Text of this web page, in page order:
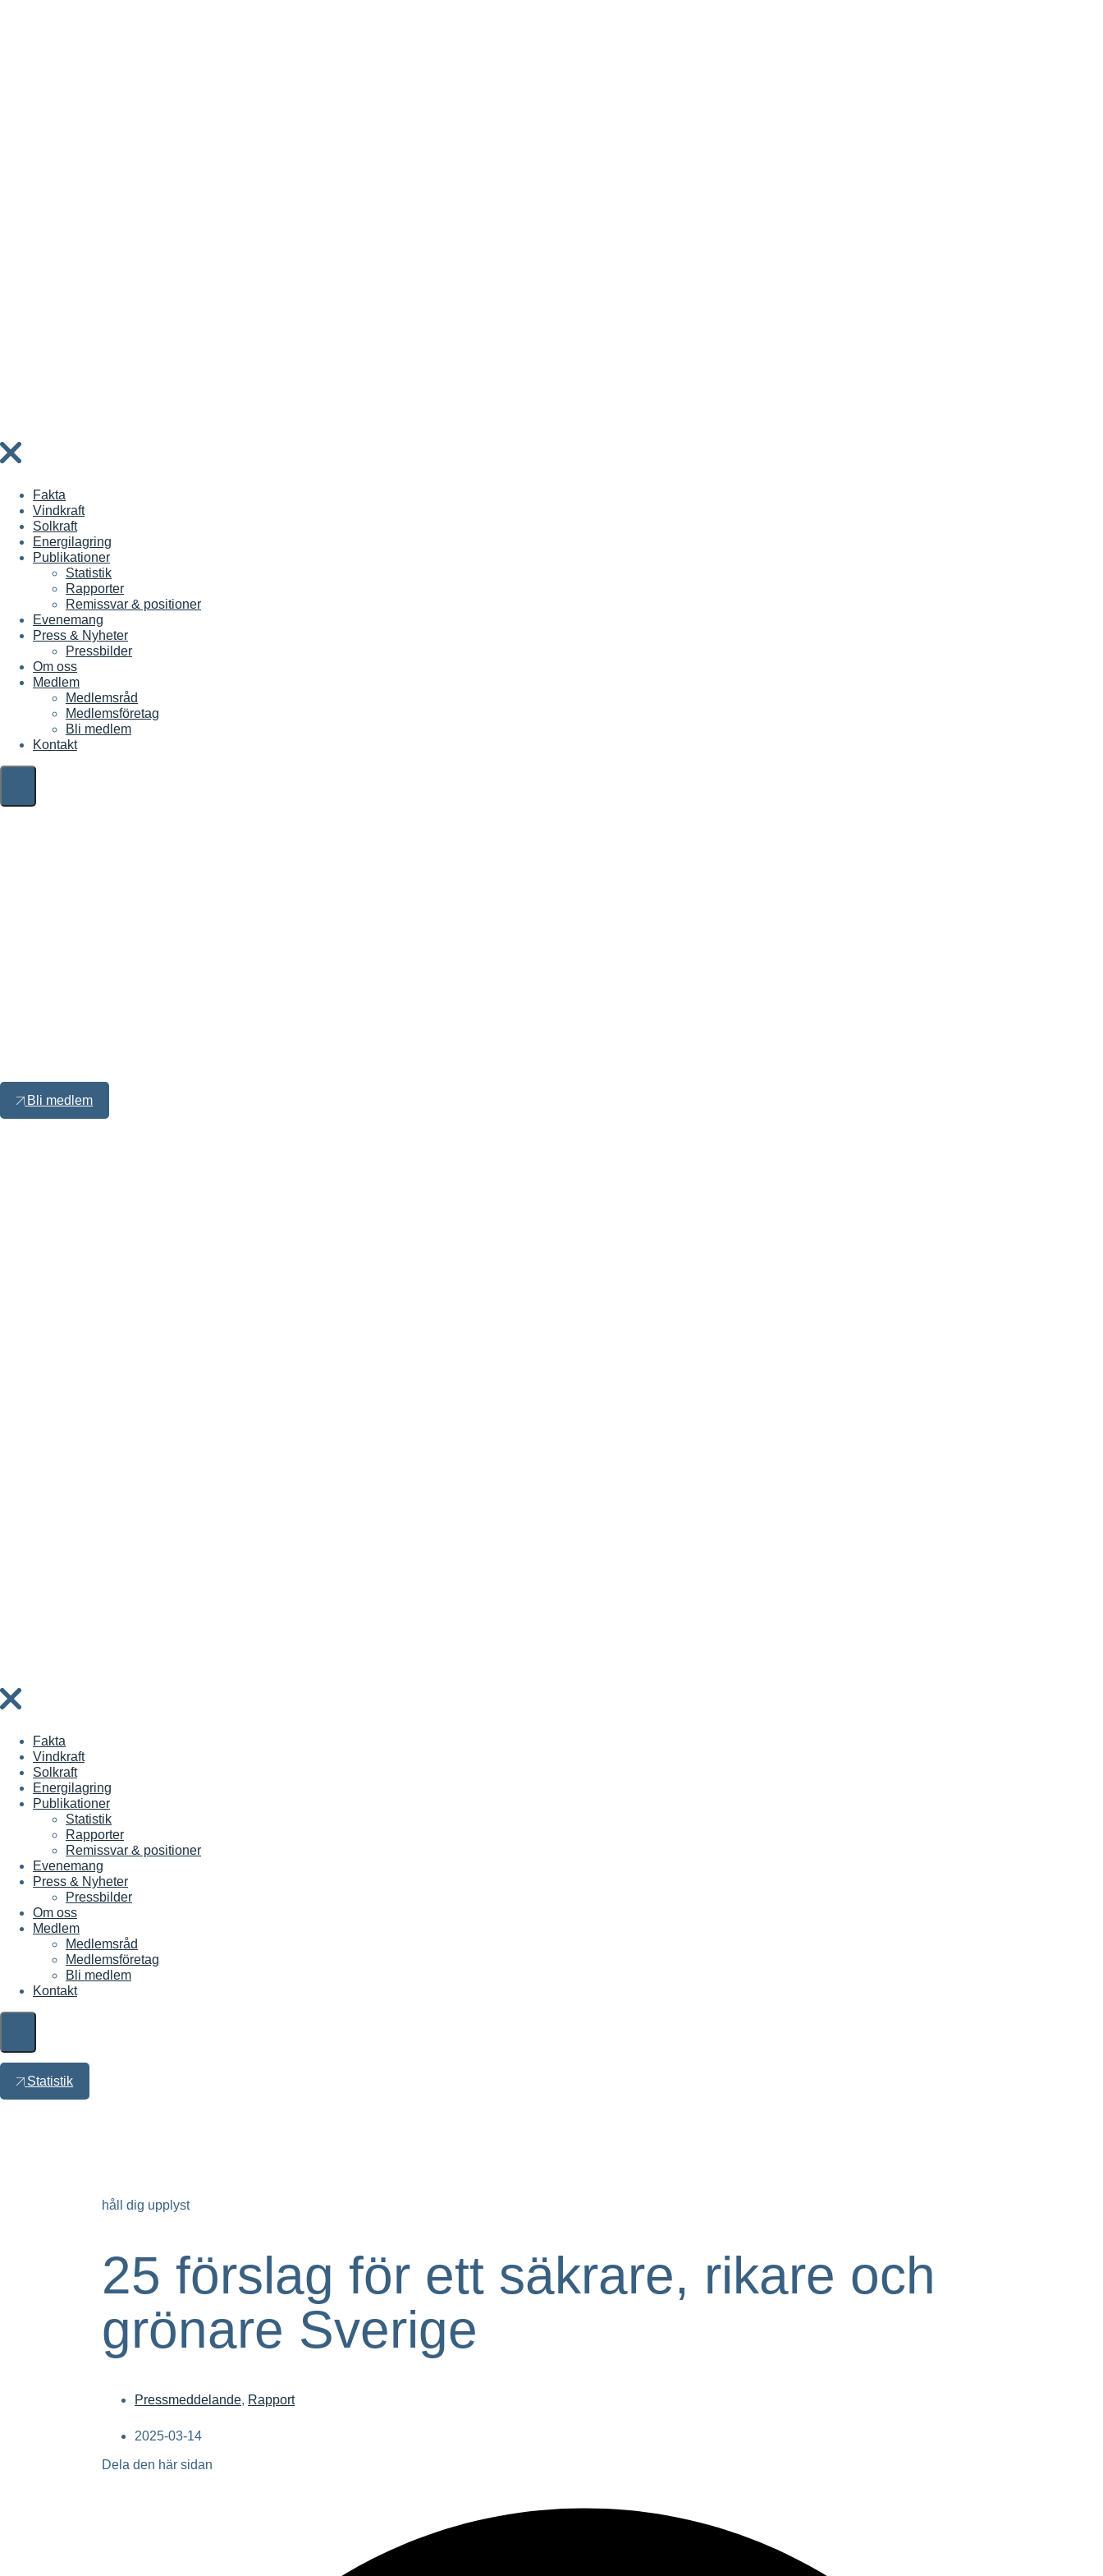
Fakta
Vindkraft
Solkraft
Energilagring
Publikationer
Statistik
Rapporter
Remissvar & positioner
Evenemang
Press & Nyheter
Pressbilder
Om oss
Medlem
Medlemsråd
Medlemsföretag
Bli medlem
Kontakt
Bli medlem
Fakta
Vindkraft
Solkraft
Energilagring
Publikationer
Statistik
Rapporter
Remissvar & positioner
Evenemang
Press & Nyheter
Pressbilder
Om oss
Medlem
Medlemsråd
Medlemsföretag
Bli medlem
Kontakt
Statistik
håll dig upplyst
25 förslag för ett säkrare, rikare och
grönare Sverige
Pressmeddelande, Rapport
2025-03-14
Dela den här sidan